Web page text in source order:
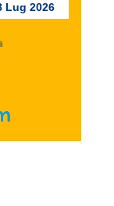
Lug 2026